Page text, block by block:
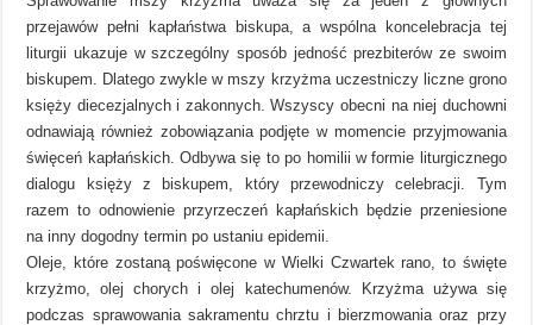
przejawów pełni kapłaństwa biskupa, a wspólna koncelebracja tej
liturgii ukazuje w szczególny sposób jedność prezbiterów ze swoim
biskupem. Dlatego zwykle w mszy krzyżma uczestniczy liczne grono
księży diecezjalnych i zakonnych. Wszyscy obecni na niej duchowni
odnawiają również zobowiązania podjęte w momencie przyjmowania
święceń kapłańskich. Odbywa się to po homilii w formie liturgicznego
dialogu księży z biskupem, który przewodniczy celebracji. Tym
razem to odnowienie przyrzeczeń kapłańskich będzie przeniesione
na inny dogodny termin po ustaniu epidemii.
Oleje, które zostaną poświęcone w Wielki Czwartek rano, to święte
krzyżmo, olej chorych i olej katechumenów. Krzyżma używa się
podczas sprawowania sakramentu chrztu i bierzmowania oraz przy